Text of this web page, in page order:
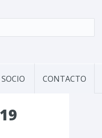
CONTACTO